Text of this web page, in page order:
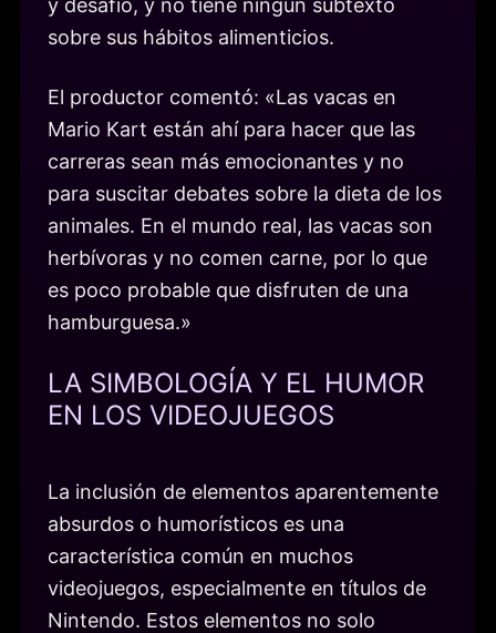
sobre sus hábitos alimenticios.
El productor comentó: «Las vacas en
Mario Kart están ahí para hacer que las
carreras sean más emocionantes y no
para suscitar debates sobre la dieta de los
animales. En el mundo real, las vacas son
herbívoras y no comen carne, por lo que
es poco probable que disfruten de una
hamburguesa.»
LA SIMBOLOGÍA Y EL HUMOR
EN LOS VIDEOJUEGOS
La inclusión de elementos aparentemente
absurdos o humorísticos es una
característica común en muchos
videojuegos, especialmente en títulos de
Nintendo. Estos elementos no solo